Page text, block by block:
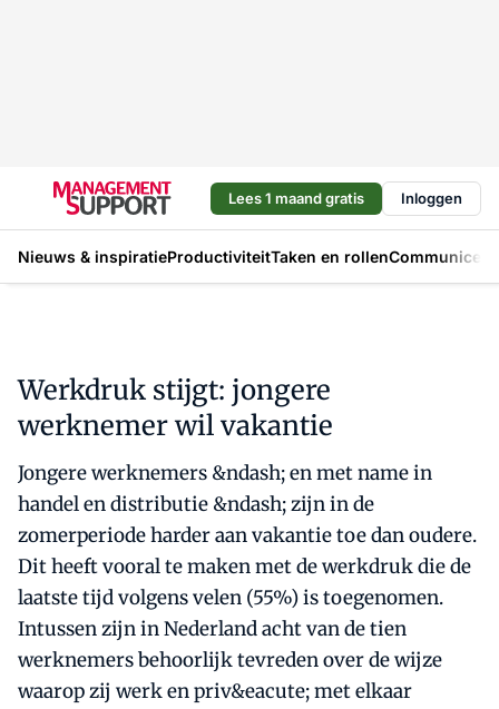
Lees 1 maand gratis Inloggen
Nieuws & inspiratieProductiviteitTaken en rollen
Werkdruk stijgt: jongere
werknemer wil vakantie
Jongere werknemers &ndash; en met name in
handel en distributie &ndash; zijn in de
zomerperiode harder aan vakantie toe dan oudere.
Dit heeft vooral te maken met de werkdruk die de
laatste tijd volgens velen (55%) is toegenomen.
Intussen zijn in Nederland acht van de tien
werknemers behoorlijk tevreden over de wijze
waarop zij werk en priv&eacute; met elkaar